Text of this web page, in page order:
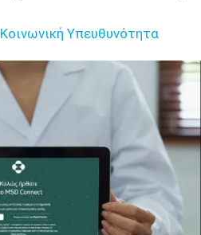
Κοινωνική Υπευθυνότητα